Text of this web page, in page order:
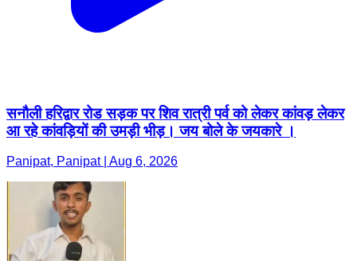
सनौली हरिद्वार रोड सड़क पर शिव रात्री पर्व को लेकर कांवड़ लेकर
आ रहे कांवड़ियों की उमड़ी भीड़। जय बोले के जयकारे ।
Panipat, Panipat | Aug 6, 2026